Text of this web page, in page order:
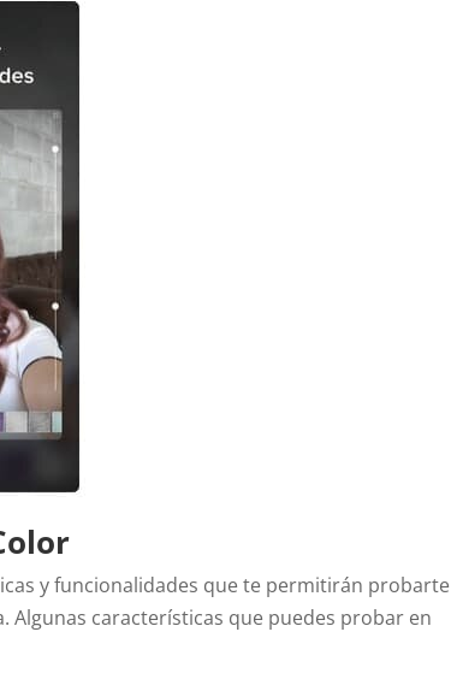
y funcionalidades que te permitirán probarte
Algunas características que puedes probar en